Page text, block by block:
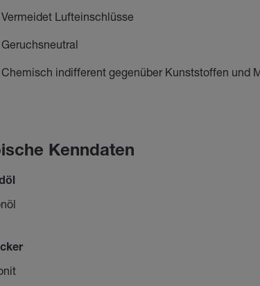
Vermeidet Lufteinschlüsse
Geruchsneutral
Chemisch indifferent gegenüber Kunststoffen und
Kenndaten